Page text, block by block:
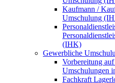
Kaufmann /
Umschulung
(IHK)
Gewerbliche
Vorbereitung
Umschulungen
Fachkraft